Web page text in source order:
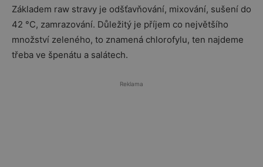
Základem raw stravy je odšťavňování, mixování, sušení do
42 °C, zamrazování. Důležitý je příjem co největšího
množství zeleného, to znamená chlorofylu, ten najdeme
třeba ve špenátu a salátech.
Reklama